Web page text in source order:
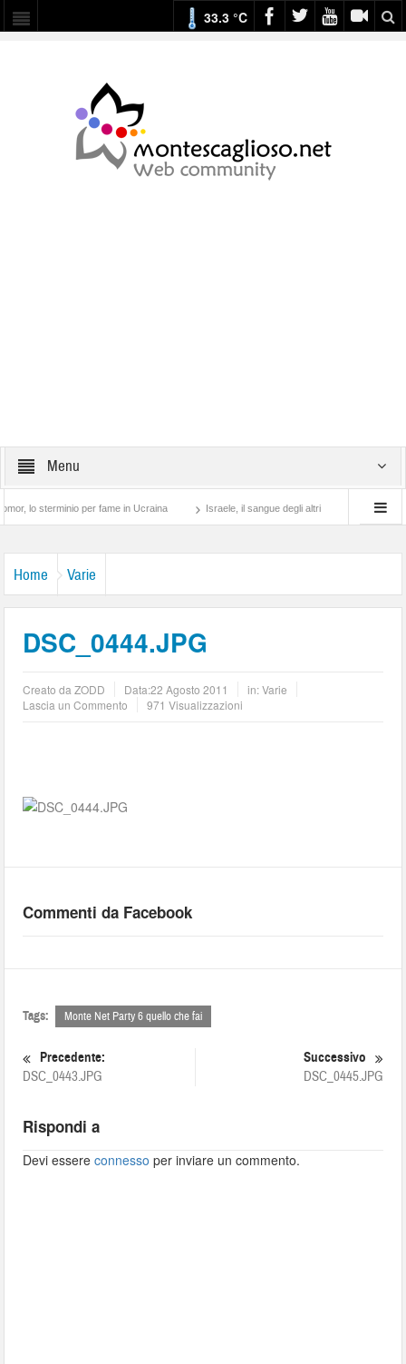
33.3 °C
Menu
sterminio per fame in Ucraina Israele, il sangue degli altri Lotta di classe…
Home Varie
DSC_0444.JPG
Creato daZODD Data:22 Agosto 2011 in:Varie
Lascia un Commento
971 Visualizzazioni
Commenti da Facebook
Tags: Monte Net Party 6 quello che fai
Precedente:
DSC_0443.JPG
Successivo
DSC_0445.JPG
Rispondi a
Devi essereconnesso per inviare un commento.